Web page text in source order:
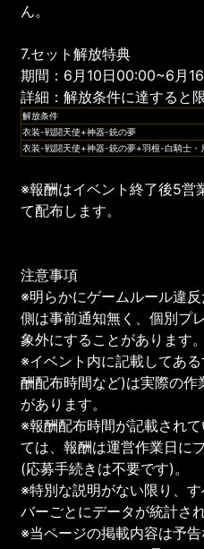
ん。
7.セット解放特典
期間：6月10日00:00~6月
詳細：解放条件に達すると
解放条件
衣装-戦闘天使+神器-銃の夢
衣装-戦闘天使+神器-銃の夢+羽根-白騎士・
※報酬はイベント終了後5営
て配布します。
注意事項
※明らかにゲームルール違
側は事前通知無く、個別プ
象外にすることがあります。
※イベント内に記載してあ
酬配布時間など)は実際の
があります。
※報酬配布時間が記載され
ては、報酬は運営作業日に
(応募手続きは不要です)。
※特別な説明がない限り、
バーごとにデータが統計さ
※当ページの掲載内容は予